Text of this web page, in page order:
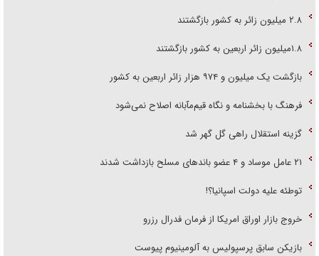
۲.۸ میلیون زائر به کشور بازگشتند
۱.۸میلیون زائر اربعین به کشور بازگشتند
بازگشت یک میلیون و ۹۷۴ هزار زائر اربعین به کشور
فرهنگ با بخشنامه و نگاه قیم‌مآبانه اصلاح نمی‌شود
گزینه استقلال راهی گل گهر شد
۲۱ عامل موساد و ۴ عضو باند‌های مسلح بازداشت شدند
توطئه علیه دولت اسپانیا؟!
خروج بازار اوراق امریکا از فرمان فدرال رزرو
بازیکن سابق پرسپولیس به آلومینیوم پیوست